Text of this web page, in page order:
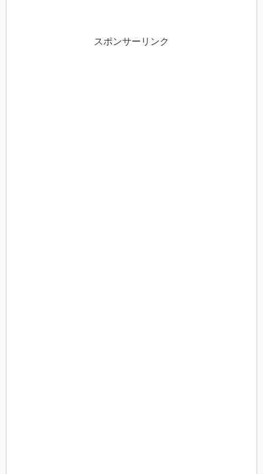
スポンサーリンク